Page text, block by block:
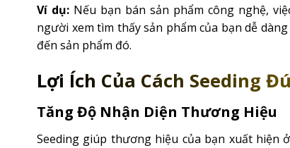
Ví dụ: Nếu bạn bán sản phẩm công nghệ,
người xem tìm thấy sản phẩm của bạn dễ
đến sản phẩm đó.
Lợi Ích Của Cách Seeding
Tăng Độ Nhận Diện Thương Hiệu
Seeding giúp thương hiệu của bạn xuất